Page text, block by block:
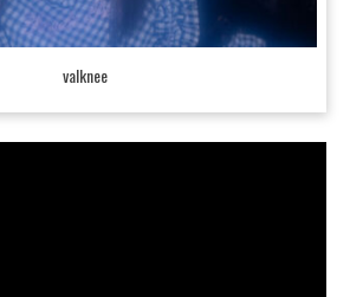
valknee